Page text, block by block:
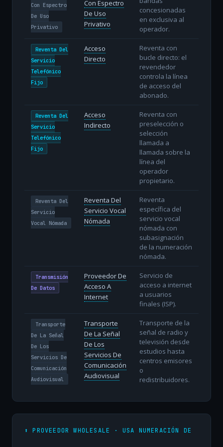
Con Espectro
De Uso
Privativo
Con Espectro
De Uso
Privativo
concesionadas
en exclusiva al
operador.
Reventa Del
Servicio
Telefónico
Fijo
Acceso
Directo
Reventa con
bucle directo: el
revendedor
controla la línea
de acceso del
abonado.
Reventa Del
Servicio
Telefónico
Fijo
Acceso
Indirecto
Reventa con
preselección o
selección
llamada a
llamada sobre la
línea del
operador
propietario.
Reventa Del
Servicio
Vocal Nómada
Reventa Del
Servicio Vocal
Nómada
Reventa
específica del
servicio vocal
nómada con
subasignación
de la numeración
nómada.
Transmisión
De Datos
Proveedor De
Acceso A
Internet
Servicio de
acceso a internet
a usuarios
finales (ISP).
Transporte
De La Señal
De Los
Servicios De
Comunicación
Audiovisual
Transporte
De La Señal
De Los
Servicios De
Comunicación
Audiovisual
Transporte de la
señal de radio y
televisión desde
estudios hasta
centros emisores
o
redistribuidores.
⬆️ PROVEEDOR WHOLESALE · USA NUMERACIÓN DE